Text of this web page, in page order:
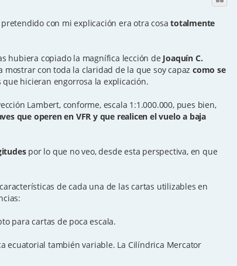
con mi explicación era otra cosatotalmente
hubiera copiado la magnífica lección de Joaquín C.
mostrar con toda la claridad de la que soy capazcomo se
hicieran engorrosa la explicación.
Lambert, conforme, escala 1:1.000.000, pues bien,
que operen en VFR y que realicen el vuelo a baja
por lo que no veo, desde esta perspectiva, en que
de cada una de las cartas utilizables en
para cartas de poca escala.
ecuatorial también variable. La Cilíndrica Mercator